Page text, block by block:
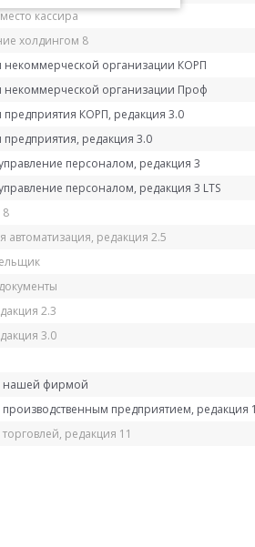
кассира
холдингом 8
некоммерческой организации КОРП
некоммерческой организации Проф
предприятия КОРП, редакция 3.0
предприятия, редакция 3.0
персоналом, редакция 3
персоналом, редакция 3 LTS
8
автоматизация, редакция 2.5
2.3
3.0
нашей фирмой
предприятием, редакция
редакция 11